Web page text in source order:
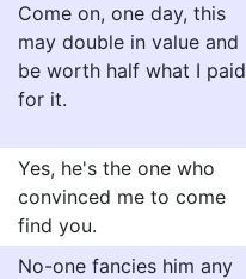
Come on, one day, this
may double in value and
be worth half what I paid
for it.
Yes, he's the one who
convinced me to come
find you.
No-one fancies him any